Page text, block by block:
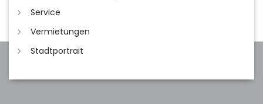
Service
Vermietungen
Stadtportrait